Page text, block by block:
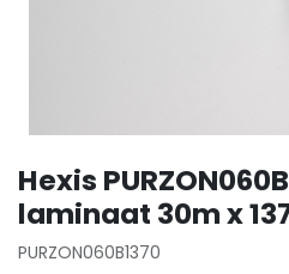
Hexis
laminaat 30m x
PURZON060B1370